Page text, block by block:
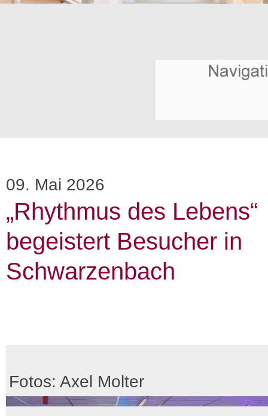
09. Mai 2026
„Rhythmus des Lebens“
begeistert Besucher in
Schwarzenbach
Fotos: Axel Molter